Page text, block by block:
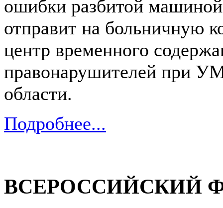
ошибки разбитой
отправит на больничную
центр временного
правонарушителей при
области.
Подробнее...
ВСЕРОССИЙСКИЙ